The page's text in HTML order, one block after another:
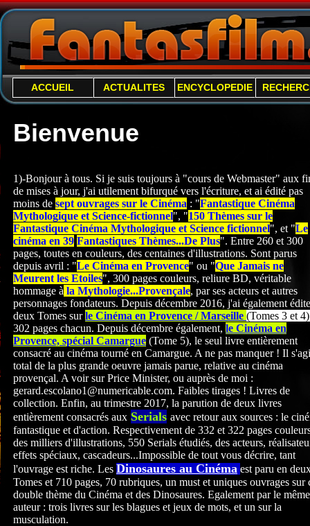
ACCUEIL ACTUALITES ENCYCLOPEDIE
Bienvenue
1)-Bonjour à tous. Si je suis toujours à "cours de Webmaster" aux
de mises à jour, j'ai utilement bifurqué vers l'écriture, et ai édité pas
moins de sept ouvrages sur le Cinéma : "Fantastique Cinéma
Mythologique et Science-fictionnel", "150 Thèmes sur le
Fantastique Cinéma Mythologique et Science fictionnel", et "Le
cinéma en 39 Fantastiques Thèmes...De Plus". Entre 260 et 300
pages, toutes en couleurs, des centaines d'illustrations. Sont parus
depuis avril : "Le Cinéma en Provence" ou "Que Jamais ne
Meurent les Etoiles", 300 pages couleurs, reliure BD, véritable
hommage à la Mythologie...Provençale, par ses acteurs et autres
personnages fondateurs. Depuis décembre 2016, j'ai également
deux Tomes surle Cinéma en Provence / Marseille (Tomes 3 et 4)
302 pages chacun. Depuis décembre également, le Cinéma en
Provence, spécial Camargue (Tome 5), le seul livre entièrement
consacré au cinéma tourné en Camargue. A ne pas manquer ! Il
total de la plus grande oeuvre jamais parue, relative au cinéma
provençal. A voir sur Price Minister, ou auprès de moi :
gerard.escolano1@numericable.com. Faibles tirages ! Livres de
collection. Enfin, au trimestre 2017, la parution de deux livres
entièrement consacrés aux Serials avec retour aux sources : le
fantastique et d'action. Respectivement de 332 et 322 pages
des milliers d'illustrations, 550 Serials étudiés, des acteurs,
effets spéciaux, cascadeurs...Impossible de tout vous décrire, tant
l'ouvrage est riche. Les Dinosaures au Cinéma est paru en
Tomes et 710 pages, 70 rubriques, un must et uniques ouvrages sur
double thème du Cinéma et des Dinosaures. Egalement par le même
auteur : trois livres sur les blagues et jeux de mots, et un sur la
musculation.